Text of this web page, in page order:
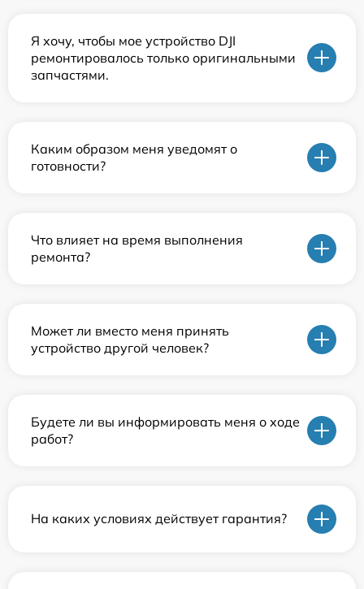
Я хочу, чтобы мое устройство DJI
ремонтировалось только оригинальными
запчастями.
Каким образом меня уведомят о
готовности?
Что влияет на время выполнения
ремонта?
Может ли вместо меня принять
устройство другой человек?
Будете ли вы информировать меня о ходе
работ?
На каких условиях действует гарантия?